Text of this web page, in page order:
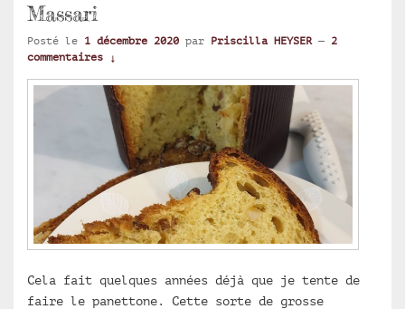
Massari
Posté le 1 décembre 2020 par Priscilla HEYSER — 2
commentaires ↓
Cela fait quelques années déjà que je tente de
faire le panettone. Cette sorte de grosse